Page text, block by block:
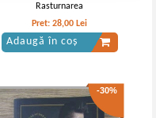
Rasturnarea
Pret:28,00 Lei
Adaugă în coș
-30%